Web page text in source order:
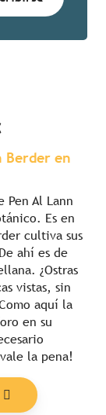
Berder en
Pen Al Lann
Es en
cultiva sus
ahí es de
¿Ostras
vistas, sin
aquí la
en su
la pena!